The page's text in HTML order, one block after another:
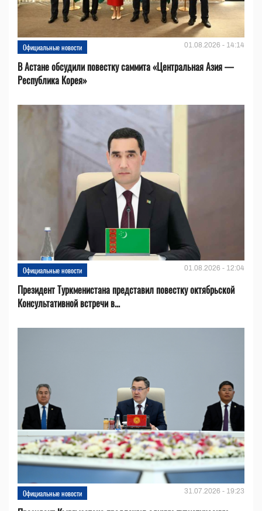
Официальные новости 01.08.2026 - 14:14
В Астане обсудили повестку саммита «Центральная Азия —
Республика Корея»
Официальные новости 01.08.2026 - 12:04
Президент Туркменистана представил повестку октябрьской
Консультативной встречи в...
Официальные новости 31.07.2026 - 19:23